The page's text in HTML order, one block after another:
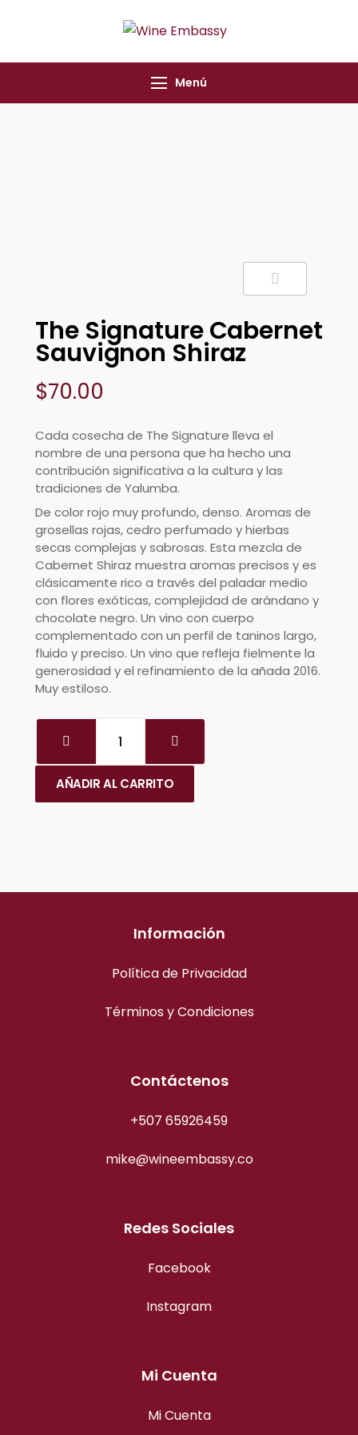
Importers
Menú
The Signature Cabernet
Sauvignon Shiraz
$70.00
Cada cosecha de The Signature lleva el
nombre de una persona que ha hecho una
contribución significativa a la cultura y las
tradiciones de Yalumba.
De color rojo muy profundo, denso. Aromas de
grosellas rojas, cedro perfumado y hierbas
secas complejas y sabrosas. Esta mezcla de
Cabernet Shiraz muestra aromas precisos y es
clásicamente rico a través del paladar medio
con flores exóticas, complejidad de arándano y
chocolate negro. Un vino con cuerpo
complementado con un perfil de taninos largo,
fluido y preciso. Un vino que refleja fielmente la
generosidad y el refinamiento de la añada 2016.
Muy estiloso.
AÑADIR AL CARRITO
Información
Política de Privacidad
Términos y Condiciones
Contáctenos
+507 65926459
mike@wineembassy.co
Redes Sociales
Facebook
Instagram
Mi Cuenta
Mi Cuenta